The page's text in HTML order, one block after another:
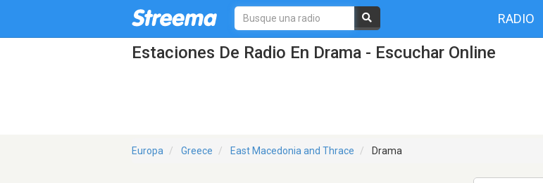
RADIO
Estaciones De Radio En Drama - Escuchar Online
Europa Greece East Macedonia and Thrace Drama